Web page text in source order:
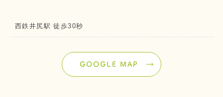
西鉄井尻駅 徒歩30秒
GOOGLE MAP